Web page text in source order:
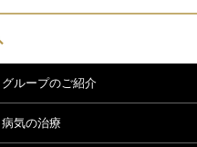
グループのご紹介
病気の治療